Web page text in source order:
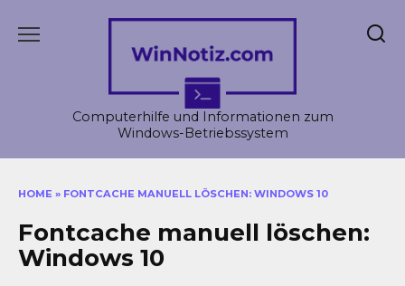
Computerhilfe und Informationen zum
Windows-Betriebssystem
HOME » FONTCACHE MANUELL LÖSCHEN: WINDOWS 10
Fontcache manuell löschen:
Windows 10